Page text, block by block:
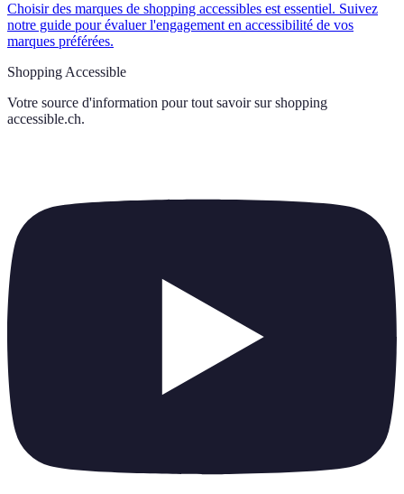
Choisir des marques de shopping accessibles est essentiel. Suivez
notre guide pour évaluer l'engagement en accessibilité de vos
marques préférées.
Shopping Accessible
Votre source d'information pour tout savoir sur shopping
accessible.ch.